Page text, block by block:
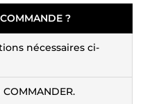
?
nécessaires ci-